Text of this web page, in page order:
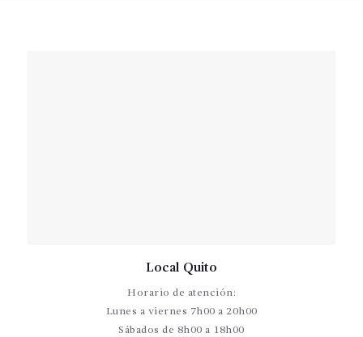
Local Quito
Horario de atención:
Lunes a viernes 7h00 a 20h00
Sábados de 8h00 a 18h00